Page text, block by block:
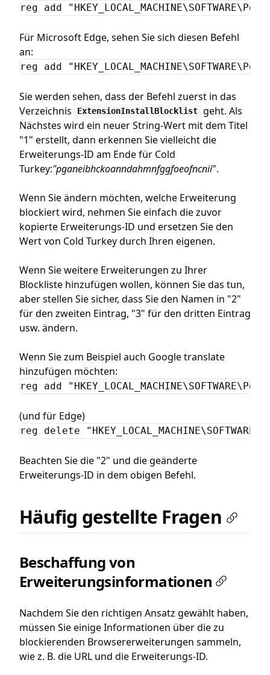
reg add
Für Microsoft Edge, sehen Sie sich diesen Befehl
an:
reg add
Sie werden sehen, dass der Befehl zuerst in das
Verzeichnis
ExtensionInstallBlocklist geht. Als
Nächstes wird ein neuer String-Wert mit dem Titel
"1" erstellt, dann erkennen Sie vielleicht die
Erweiterungs-ID am Ende für Cold
Turkey:"pganeibhckoanndahmnfggfoeofncnii".
Wenn Sie ändern möchten, welche Erweiterung
blockiert wird, nehmen Sie einfach die zuvor
kopierte Erweiterungs-ID und ersetzen Sie den
Wert von Cold Turkey durch Ihren eigenen.
Wenn Sie weitere Erweiterungen zu Ihrer
Blockliste hinzufügen wollen, können Sie das tun,
aber stellen Sie sicher, dass Sie den Namen in "2"
für den zweiten Eintrag, "3" für den dritten Eintrag
usw. ändern.
Wenn Sie zum Beispiel auch Google translate
hinzufügen möchten:
reg add
(und für Edge)
reg delete
Beachten Sie die "2" und die geänderte
Erweiterungs-ID in dem obigen Befehl.
Häufig gestellte Fragen
Beschaffung von
Erweiterungsinformationen
Nachdem Sie den richtigen Ansatz gewählt haben,
müssen Sie einige Informationen über die zu
blockierenden Browsererweiterungen sammeln,
wie z. B. die URL und die Erweiterungs-ID.